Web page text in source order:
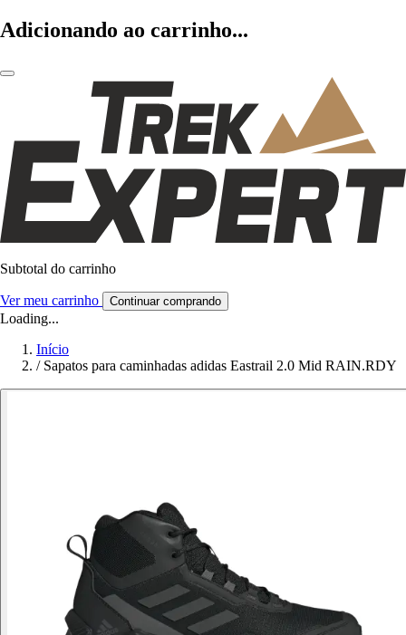
Adicionando ao carrinho...
Subtotal do carrinho
Ver meu carrinho Continuar comprando
Loading...
Início
/ Sapatos para caminhadas adidas Eastrail 2.0 Mid RAIN.RDY